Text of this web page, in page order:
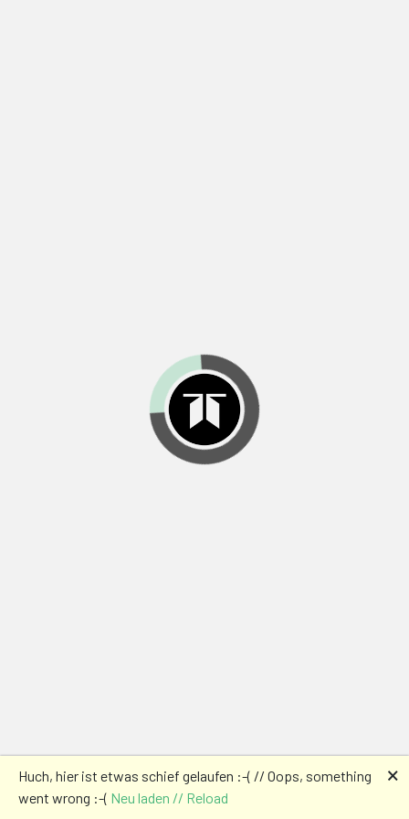
Huch, hier ist etwas schief gelaufen :-( // Oops, something
went wrong :-( Neu laden // Reload
🗙